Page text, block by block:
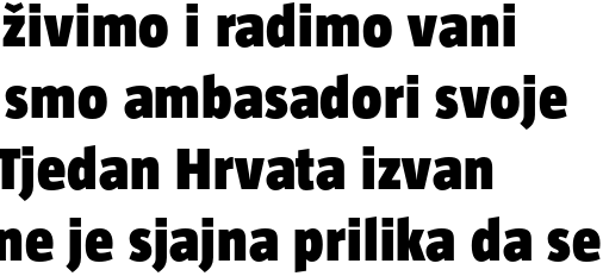
i radimo vani
ambasadori svoje
Hrvata izvan
je sjajna prilika da se